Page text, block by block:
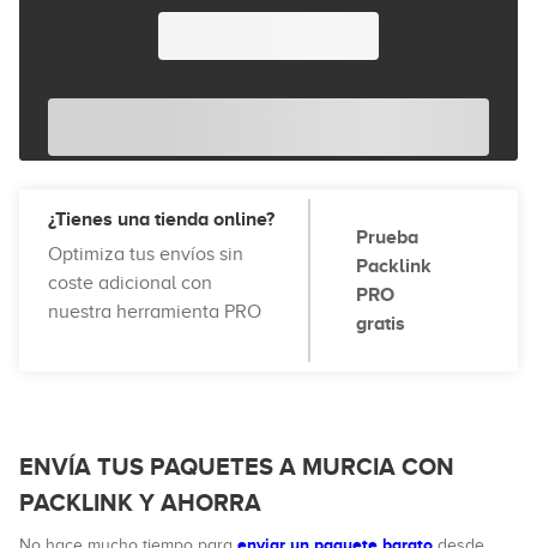
¿Tienes una tienda online?
Optimiza tus envíos sin
coste adicional con
nuestra herramienta PRO
Prueba
Packlink
PRO
gratis
ENVÍA TUS PAQUETES A MURCIA CON
PACKLINK Y AHORRA